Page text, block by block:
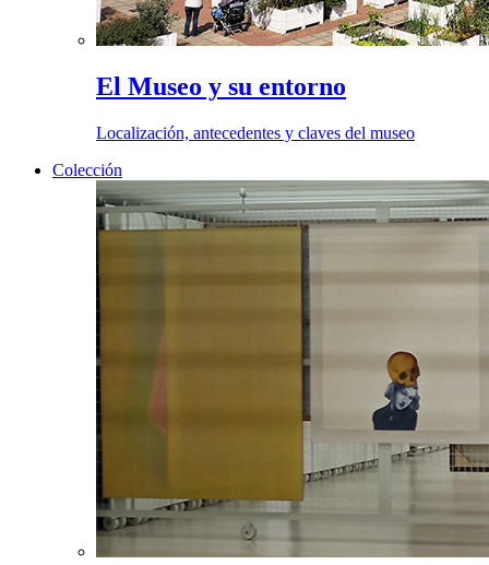
El Museo y su entorno
Localización, antecedentes y claves del museo
Colección